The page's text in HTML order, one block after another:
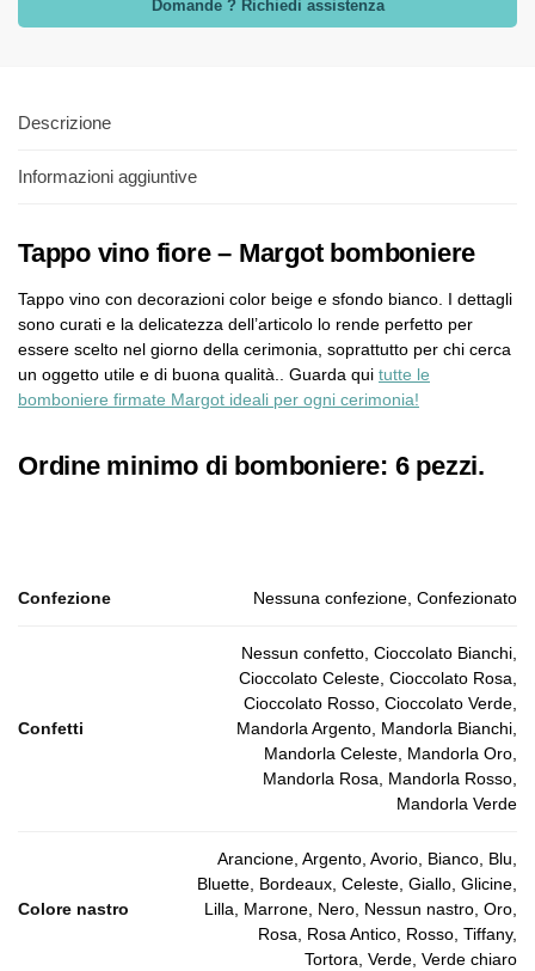
Domande ? Richiedi assistenza
Descrizione
Informazioni aggiuntive
Tappo vino fiore – Margot bomboniere
Tappo vino con decorazioni color beige e sfondo bianco. I dettagli
sono curati e la delicatezza dell’articolo lo rende perfetto per
essere scelto nel giorno della cerimonia, soprattutto per chi cerca
un oggetto utile e di buona qualità.. Guarda qui tutte le
bomboniere firmate Margot ideali per ogni cerimonia!
Ordine minimo di bomboniere: 6 pezzi.
Confezione Nessuna confezione, Confezionato
Confetti
Nessun confetto, Cioccolato Bianchi,
Cioccolato Celeste, Cioccolato Rosa,
Cioccolato Rosso, Cioccolato Verde,
Mandorla Argento, Mandorla Bianchi,
Mandorla Celeste, Mandorla Oro,
Mandorla Rosa, Mandorla Rosso,
Mandorla Verde
Colore nastro
Arancione, Argento, Avorio, Bianco, Blu,
Bluette, Bordeaux, Celeste, Giallo, Glicine,
Lilla, Marrone, Nero, Nessun nastro, Oro,
Rosa, Rosa Antico, Rosso, Tiffany,
Tortora, Verde, Verde chiaro